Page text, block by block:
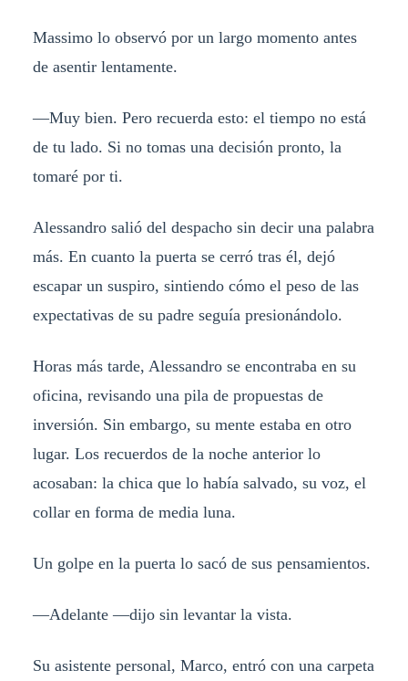
Massimo lo observó por un largo momento antes
de asentir lentamente.
—Muy bien. Pero recuerda esto: el tiempo no está
de tu lado. Si no tomas una decisión pronto, la
tomaré por ti.
Alessandro salió del despacho sin decir una palabra
más. En cuanto la puerta se cerró tras él, dejó
escapar un suspiro, sintiendo cómo el peso de las
expectativas de su padre seguía presionándolo.
Horas más tarde, Alessandro se encontraba en su
oficina, revisando una pila de propuestas de
inversión. Sin embargo, su mente estaba en otro
lugar. Los recuerdos de la noche anterior lo
acosaban: la chica que lo había salvado, su voz, el
collar en forma de media luna.
Un golpe en la puerta lo sacó de sus pensamientos.
—Adelante —dijo sin levantar la vista.
Su asistente personal, Marco, entró con una carpeta